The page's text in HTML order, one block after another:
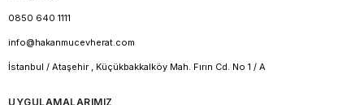
0850 640 1111
info@hakanmucevherat.com
İstanbul / Ataşehir , Küçükbakkalköy Mah. Fırın Cd. No 1 / A
UYGULAMALARIMIZ